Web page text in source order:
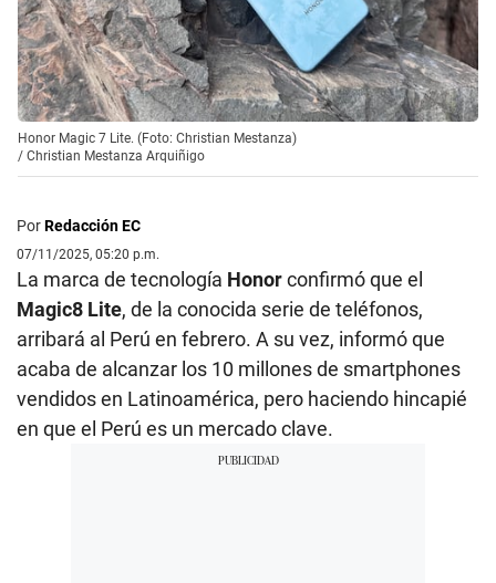
Honor Magic 7 Lite. (Foto: Christian Mestanza)
/ Christian Mestanza Arquiñigo
PorRedacción EC
07/11/2025, 05:20 p.m.
La marca de tecnología Honorconfirmó que el
Magic8 Lite, de la conocida serie de teléfonos,
arribará al Perú en febrero. A su vez, informó que
acaba de alcanzar los 10 millones de smartphones
vendidos en Latinoamérica, pero haciendo hincapié
en que el Perú es un mercado clave.